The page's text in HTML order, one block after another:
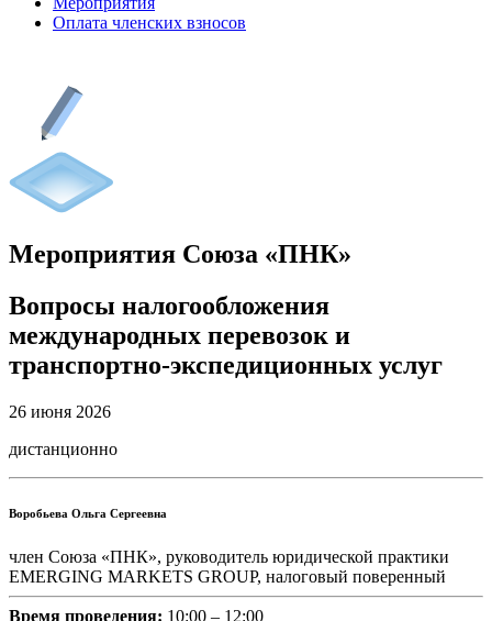
Оплата членских взносов
Мероприятия Союза «ПНК»
Вопросы налогообложения
международных перевозок и
транспортно-экспедиционных услуг
26 июня 2026
дистанционно
Воробьева Ольга Сергеевна
член Союза «ПНК», руководитель юридической практики
EMERGING MARKETS GROUP, налоговый поверенный
Время проведения: 10:00 – 12:00